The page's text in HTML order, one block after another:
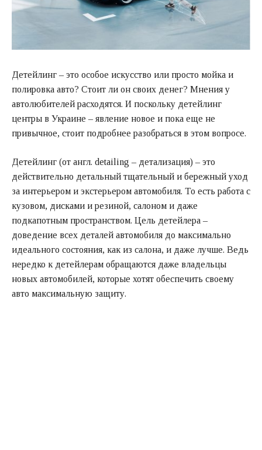
Детейлинг – это особое искусство или просто мойка и
полировка авто? Стоит ли он своих денег? Мнения у
автолюбителей расходятся. И поскольку детейлинг
центры в Украине – явление новое и пока еще не
привычное, стоит подробнее разобраться в этом вопросе.
Детейлинг (от англ. detailing – детализация) – это
действительно детальный тщательный и бережный уход
за интерьером и экстерьером автомобиля. То есть работа с
кузовом, дисками и резиной, салоном и даже
подкапотным пространством. Цель детейлера –
доведение всех деталей автомобиля до максимально
идеального состояния, как из салона, и даже лучше. Ведь
нередко к детейлерам обращаются даже владельцы
новых автомобилей, которые хотят обеспечить своему
авто максимальную защиту.